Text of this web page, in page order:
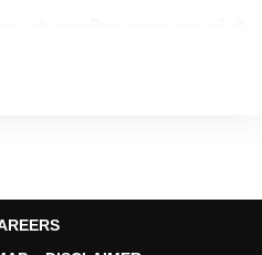
का टर्मिनेशन वापस नहीं होता